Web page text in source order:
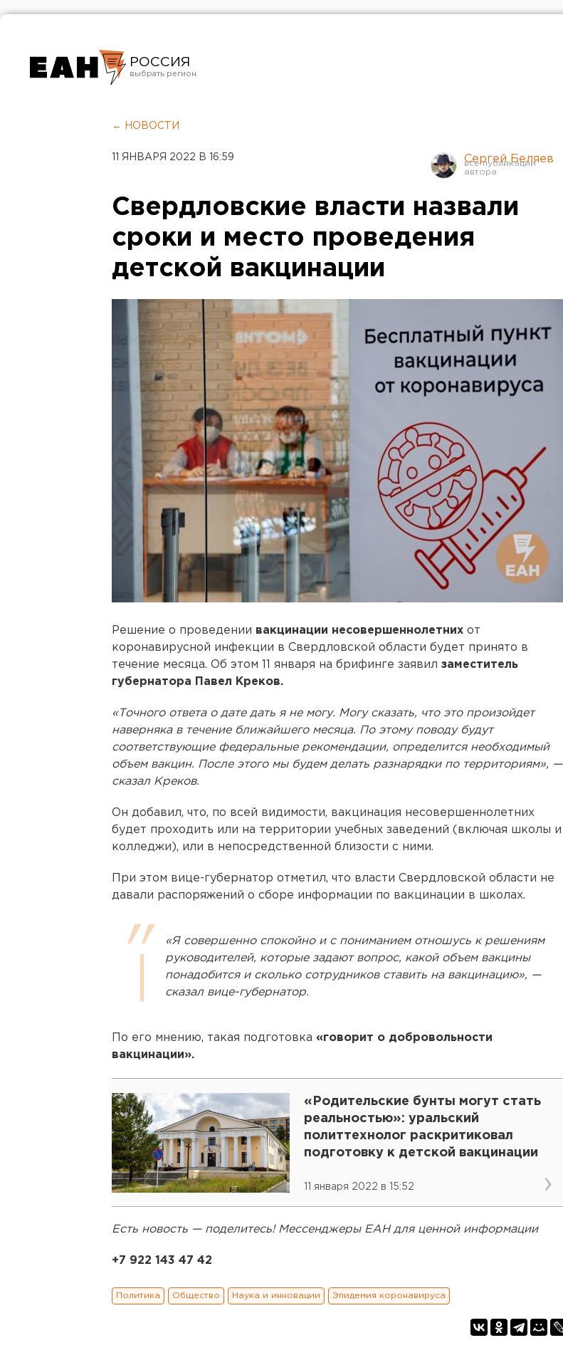
РОССИЯ
Челябинск
← НОВОСТИ
11 ЯНВАРЯ 2022 В 16:59 Сергей Беляев
Свердловские власти назвали
сроки и место проведения
детской вакцинации
Решение о проведении вакцинации несовершеннолетних от
коронавирусной инфекции в Свердловской области будет принято в
течение месяца. Об этом 11 января на брифинге заявил заместитель
губернатора Павел Креков.
«Точного ответа о дате дать я не могу. Могу сказать, что это произойдет
наверняка в течение ближайшего месяца. По этому поводу будут
соответствующие федеральные рекомендации, определится необходимый
объем вакцин. После этого мы будем делать разнарядки по территориям», —
сказал Креков.
Он добавил, что, по всей видимости, вакцинация несовершеннолетних
будет проходить или на территории учебных заведений (включая школы и
колледжи), или в непосредственной близости с ними.
При этом вице-губернатор отметил, что власти Свердловской области не
давали распоряжений о сборе информации по вакцинации в школах.
«Я совершенно спокойно и с пониманием отношусь к решениям
руководителей, которые задают вопрос, какой объем вакцины
понадобится и сколько сотрудников ставить на вакцинацию», —
сказал вице-губернатор.
По его мнению, такая подготовка «говорит о добровольности
вакцинации».
«Родительские бунты могут стать
реальностью»: уральский
политтехнолог раскритиковал
подготовку к детской вакцинации
11 января 2022 в 15:52
Есть новость — поделитесь! Мессенджеры ЕАН для ценной информации
+7 922 143 47 42
Политика Общество Наука и инновации Эпидемия коронавируса